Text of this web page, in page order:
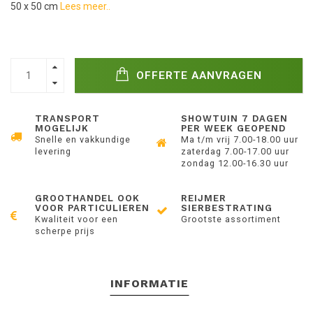
50 x 50 cm Lees meer..
OFFERTE AANVRAGEN
TRANSPORT
MOGELIJK
Snelle en vakkundige
levering
SHOWTUIN 7 DAGEN
PER WEEK GEOPEND
Ma t/m vrij 7.00-18.00 uur
zaterdag 7.00-17.00 uur
zondag 12.00-16.30 uur
GROOTHANDEL OOK
VOOR PARTICULIEREN
Kwaliteit voor een
scherpe prijs
REIJMER
SIERBESTRATING
Grootste assortiment
INFORMATIE